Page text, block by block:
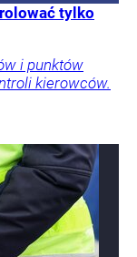
tylko
i punktów
kierowców.